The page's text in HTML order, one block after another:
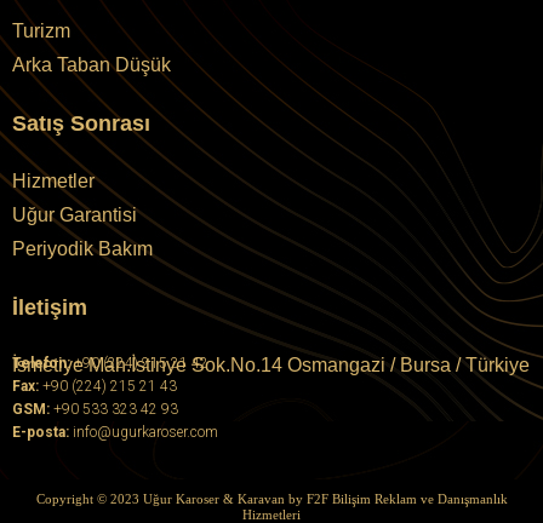
Turizm
Arka Taban Düşük
Satış Sonrası
Hizmetler
Uğur Garantisi
Periyodik Bakım
İletişim
İsmetiye Mah.İstinye Sok.No.14 Osmangazi / Bursa / Türkiye
Telefon:+90 (224) 215 21 42
Fax: +90 (224) 215 21 43
GSM: +90 533 323 42 93
E-posta: info@ugurkaroser.com
Copyright © 2023 Uğur Karoser & Karavan by F2F Bilişim Reklam ve Danışmanlık
Hizmetleri